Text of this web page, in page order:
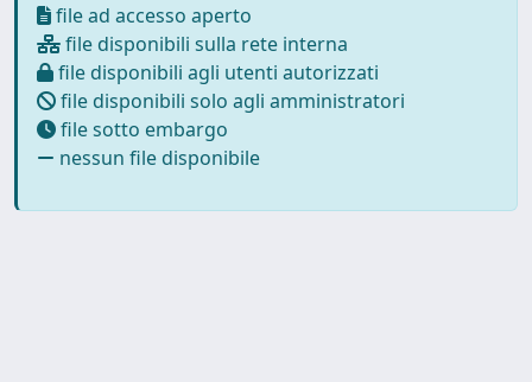
file ad accesso aperto
file disponibili sulla rete interna
file disponibili agli utenti autorizzati
file disponibili solo agli amministratori
file sotto embargo
nessun file disponibile